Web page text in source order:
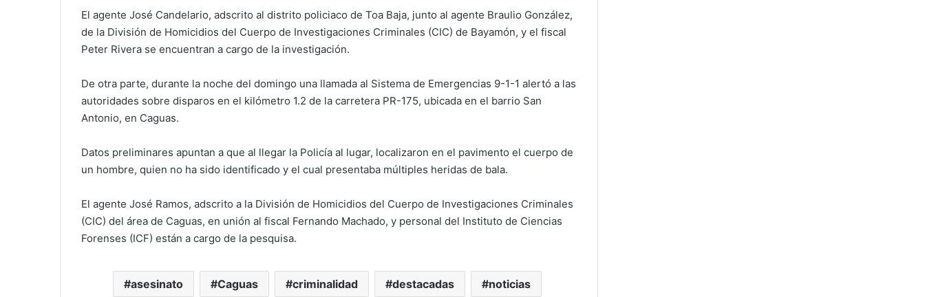
El agente José Candelario, adscrito al distrito policiaco de Toa Baja, junto al agente Braulio González,
de la División de Homicidios del Cuerpo de Investigaciones Criminales (CIC) de Bayamón, y el fiscal
Peter Rivera se encuentran a cargo de la investigación.
De otra parte, durante la noche del domingo una llamada al Sistema de Emergencias 9-1-1 alertó a las
autoridades sobre disparos en el kilómetro 1.2 de la carretera PR-175, ubicada en el barrio San
Antonio, en Caguas.
Datos preliminares apuntan a que al llegar la Policía al lugar, localizaron en el pavimento el cuerpo de
un hombre, quien no ha sido identificado y el cual presentaba múltiples heridas de bala.
El agente José Ramos, adscrito a la División de Homicidios del Cuerpo de Investigaciones Criminales
(CIC) del área de Caguas, en unión al fiscal Fernando Machado, y personal del Instituto de Ciencias
Forenses (ICF) están a cargo de la pesquisa.
asesinato Caguas criminalidad destacadas noticias